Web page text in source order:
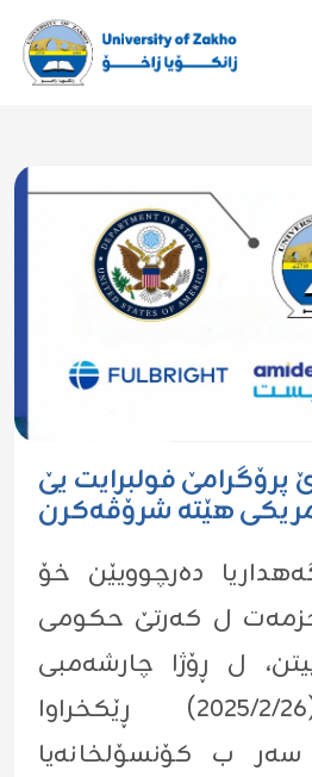
پرۆگرامێ فولبرایت یێ
هێتە شرۆڤەکرن
دەرچوویێن خۆ
ل كەرتێ حكومی
ل ڕۆژا چارشەمبی
ڕێــککەفتی (٢٠٢٥/٢/٢٦) ڕێکخراوا
ب کۆنسۆلخانەیا